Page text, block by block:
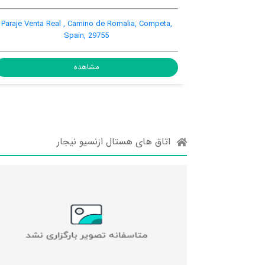
Paraje Venta Real , Camino de
Competa Town Center,
اتاق های هستال ازنسیو نیجار